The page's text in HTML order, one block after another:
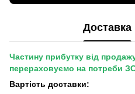
Доставка
Частину прибутку від
перераховуємо на потреби
Вартість доставки: